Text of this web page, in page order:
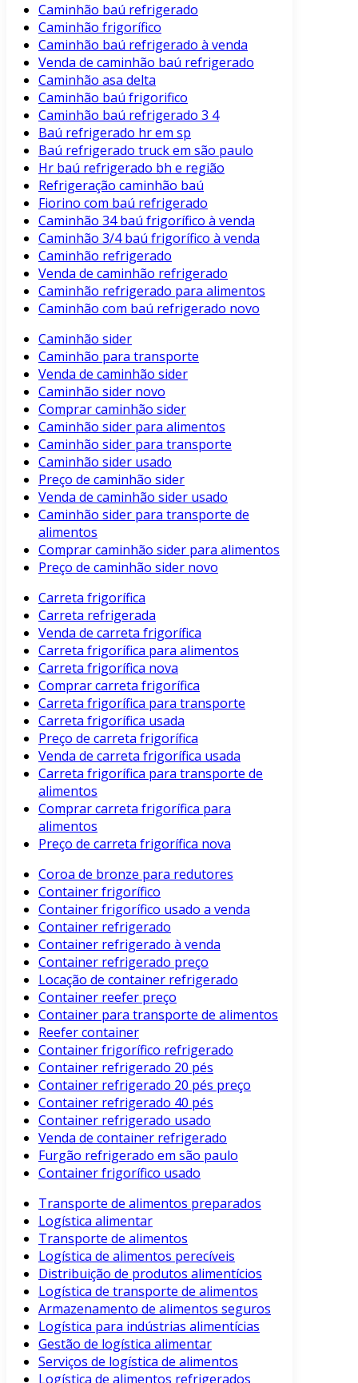
Caminhão baú refrigerado
Caminhão frigorífico
Caminhão baú refrigerado à venda
Venda de caminhão baú refrigerado
Caminhão asa delta
Caminhão baú frigorifico
Caminhão baú refrigerado 3 4
Baú refrigerado hr em sp
Baú refrigerado truck em são paulo
Hr baú refrigerado bh e região
Refrigeração caminhão baú
Fiorino com baú refrigerado
Caminhão 34 baú frigorífico à venda
Caminhão 3/4 baú frigorífico à venda
Caminhão refrigerado
Venda de caminhão refrigerado
Caminhão refrigerado para alimentos
Caminhão com baú refrigerado novo
Caminhão sider
Caminhão para transporte
Venda de caminhão sider
Caminhão sider novo
Comprar caminhão sider
Caminhão sider para alimentos
Caminhão sider para transporte
Caminhão sider usado
Preço de caminhão sider
Venda de caminhão sider usado
Caminhão sider para transporte de
alimentos
Comprar caminhão sider para alimentos
Preço de caminhão sider novo
Carreta frigorífica
Carreta refrigerada
Venda de carreta frigorífica
Carreta frigorífica para alimentos
Carreta frigorífica nova
Comprar carreta frigorífica
Carreta frigorífica para transporte
Carreta frigorífica usada
Preço de carreta frigorífica
Venda de carreta frigorífica usada
Carreta frigorífica para transporte de
alimentos
Comprar carreta frigorífica para
alimentos
Preço de carreta frigorífica nova
Coroa de bronze para redutores
Container frigorífico
Container frigorífico usado a venda
Container refrigerado
Container refrigerado à venda
Container refrigerado preço
Locação de container refrigerado
Container reefer preço
Container para transporte de alimentos
Reefer container
Container frigorífico refrigerado
Container refrigerado 20 pés
Container refrigerado 20 pés preço
Container refrigerado 40 pés
Container refrigerado usado
Venda de container refrigerado
Furgão refrigerado em são paulo
Container frigorífico usado
Transporte de alimentos preparados
Logística alimentar
Transporte de alimentos
Logística de alimentos perecíveis
Distribuição de produtos alimentícios
Logística de transporte de alimentos
Armazenamento de alimentos seguros
Logística para indústrias alimentícias
Gestão de logística alimentar
Serviços de logística de alimentos
Logística de alimentos refrigerados